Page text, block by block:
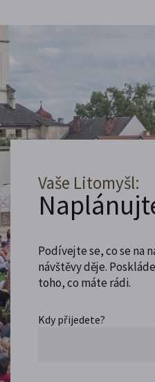
Vaše Litomyšl:
Podívejte se, co se na
návštěvy děje.
toho, co máte rádi.
Kdy přijedete?